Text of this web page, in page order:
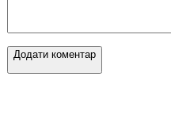
Додати коментар